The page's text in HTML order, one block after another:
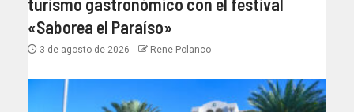
turismo gastronómico con el festival
«Saborea el Paraíso»
3 de agosto de 2026 Rene Polanco